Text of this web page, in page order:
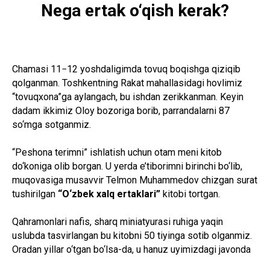
Nega ertak o‘qish kerak?
Chamasi 11−12 yoshdaligimda tovuq boqishga qiziqib
qolganman. Toshkentning Rakat mahallasidagi hovlimiz
“tovuqxona”ga aylangach, bu ishdan zerikkanman. Keyin
dadam ikkimiz Oloy bozoriga borib, parrandalarni 87
so‘mga sotganmiz.
“Peshona terimni” ishlatish uchun otam meni kitob
do‘koniga olib borgan. U yerda e’tiborimni birinchi bo‘lib,
muqovasiga musavvir Telmon Muhammedov chizgan surat
tushirilgan “O‘zbek xalq ertaklari” kitobi tortgan.
Qahramonlari nafis, sharq miniatyurasi ruhiga yaqin
uslubda tasvirlangan bu kitobni 50 tiyinga sotib olganmiz.
Oradan yillar o‘tgan bo‘lsa-da, u hanuz uyimizdagi javonda